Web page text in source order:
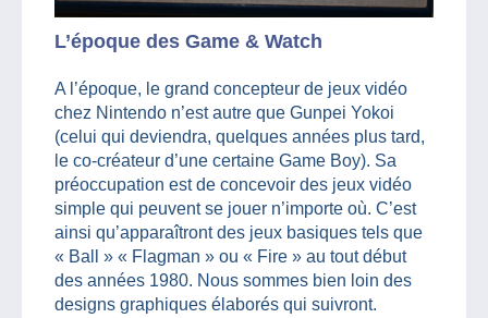
L’époque des Game & Watch
A l’époque, le grand concepteur de jeux vidéo
chez Nintendo n’est autre que Gunpei Yokoi
(celui qui deviendra, quelques années plus tard,
le co-créateur d’une certaine Game Boy). Sa
préoccupation est de concevoir des jeux vidéo
simple qui peuvent se jouer n’importe où. C’est
ainsi qu’apparaîtront des jeux basiques tels que
« Ball » « Flagman » ou « Fire » au tout début
des années 1980. Nous sommes bien loin des
designs graphiques élaborés qui suivront.